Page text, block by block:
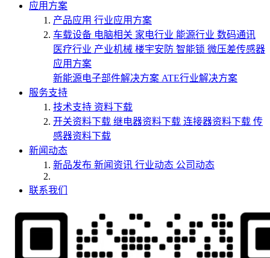
应用方案
产品应用 行业应用方案
车载设备 电脑相关 家电行业 能源行业 数码通讯
医疗行业 产业机械 楼宇安防 智能锁 微压差传感器
应用方案
新能源电子部件解决方案 ATE行业解决方案
服务支持
技术支持 资料下载
开关资料下载 继电器资料下载 连接器资料下载 传
感器资料下载
新闻动态
新品发布 新闻资讯 行业动态 公司动态
联系我们